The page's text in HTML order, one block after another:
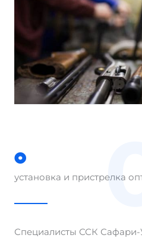
установка и пристрелка
Специалисты ССК